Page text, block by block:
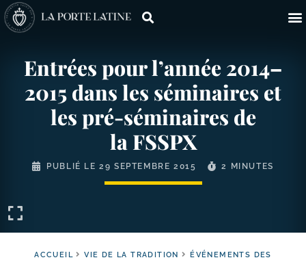
Entrées pour l’année 2014–
2015 dans les séminaires et
les pré-​séminaires de
la FSSPX
PUBLIÉ LE29 SEPTEMBRE 2015 2 MINUTES
ACCUEIL VIE DE LA TRADITION
ÉVÉNEMENTS DES